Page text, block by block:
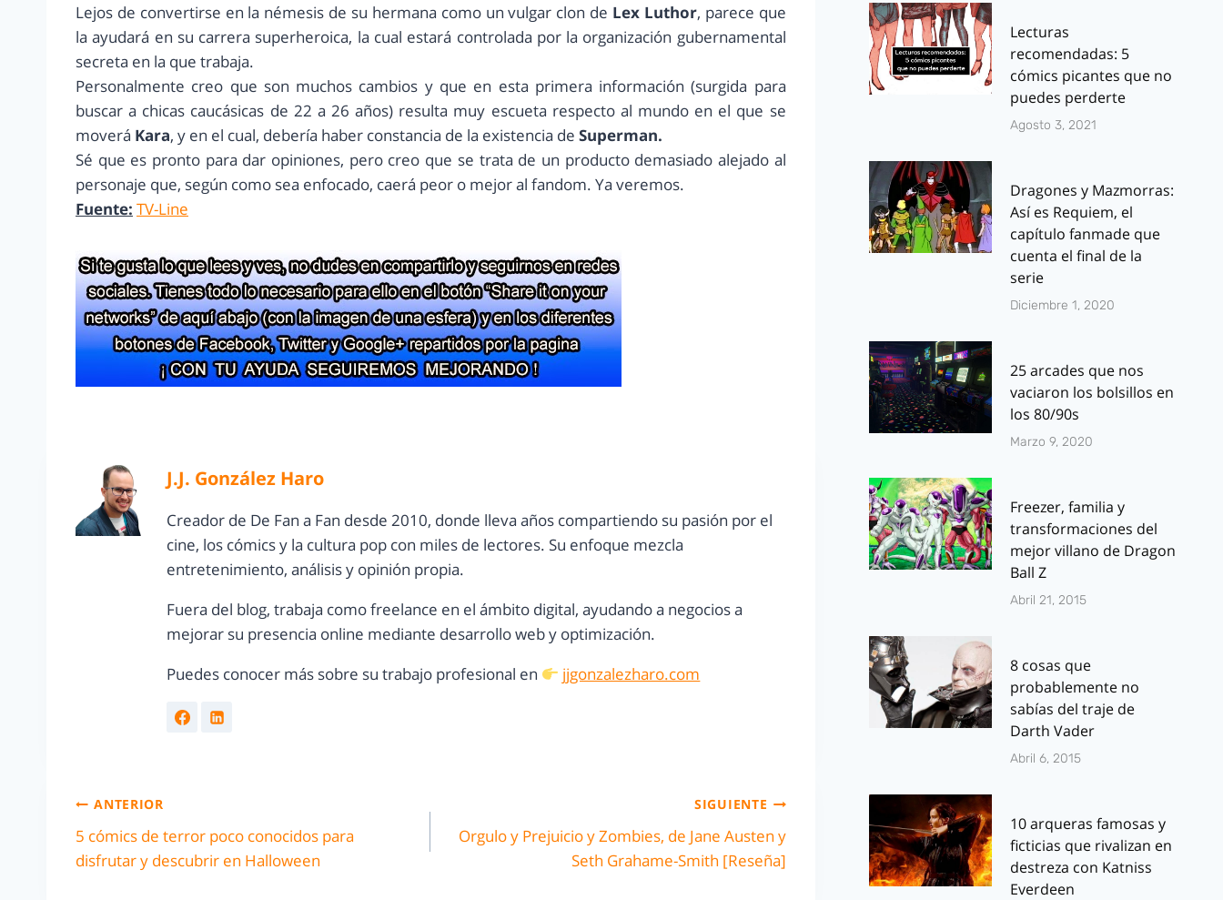
Lejos de convertirse en la némesis de su hermana como un vulgar clon de Lex Luthor, parece que
la ayudará en su carrera superheroica, la cual estará controlada por la organización gubernamental
secreta en la que trabaja.
Personalmente creo que son muchos cambios y que en esta primera información (surgida para
buscar a chicas caucásicas de 22 a 26 años) resulta muy escueta respecto al mundo en el que se
moverá Kara, y en el cual, debería haber constancia de la existencia de Superman.
Sé que es pronto para dar opiniones, pero creo que se trata de un producto demasiado alejado al
personaje que, según como sea enfocado, caerá peor o mejor al fandom. Ya veremos.
Fuente: TV-Line
J.J. González Haro
Creador de De Fan a Fan desde 2010, donde lleva años compartiendo su pasión por el
cine, los cómics y la cultura pop con miles de lectores. Su enfoque mezcla
entretenimiento, análisis y opinión propia.
Fuera del blog, trabaja como freelance en el ámbito digital, ayudando a negocios a
mejorar su presencia online mediante desarrollo web y optimización.
Puedes conocer más sobre su trabajo profesional en
jjgonzalezharo.com
ANTERIOR
5 cómics de terror poco conocidos para
disfrutar y descubrir en Halloween
SIGUIENTE
Orgulo y Prejuicio y Zombies, de Jane Austen y
Seth Grahame-Smith [Reseña]
Lecturas
recomendadas: 5
cómics picantes que no
puedes perderte
Agosto 3, 2021
Dragones y Mazmorras:
Así es Requiem, el
capítulo fanmade que
cuenta el final de la
serie
Diciembre 1, 2020
25 arcades que nos
vaciaron los bolsillos en
los 80/90s
Marzo 9, 2020
Freezer, familia y
transformaciones del
mejor villano de Dragon
Ball Z
Abril 21, 2015
8 cosas que
probablemente no
sabías del traje de
Darth Vader
Abril 6, 2015
10 arqueras famosas y
ficticias que rivalizan en
destreza con Katniss
Everdeen